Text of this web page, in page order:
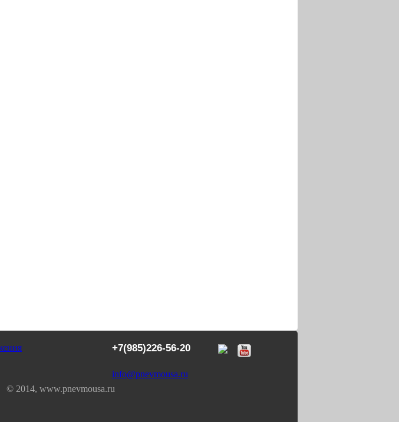
+7(985)226-56-20
info@pnevmousa.ru
© 2014, www.pnevmousa.ru